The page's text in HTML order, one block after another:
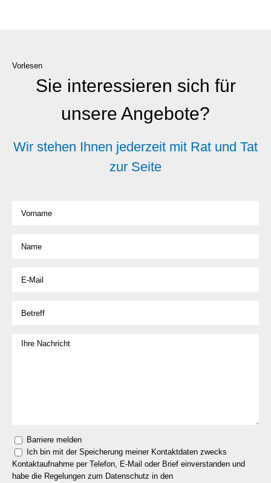
Vorlesen
Sie interessieren sich für
unsere Angebote?
Wir stehen Ihnen jederzeit mit Rat und Tat
zur Seite
Barriere melden
Ich bin mit der Speicherung meiner Kontaktdaten zwecks
Kontaktaufnahme per Telefon, E-Mail oder Brief einverstanden und
habe die Regelungen zum Datenschutz in den